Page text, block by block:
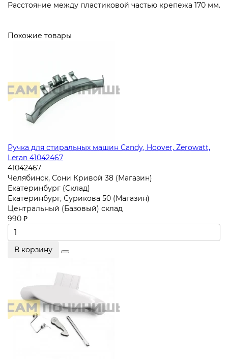
Расстояние между пластиковой частью крепежа 170 мм.
Похожие товары
Ручка для стиральных машин Candy, Hoover, Zerowatt,
Leran 41042467
41042467
Челябинск, Сони Кривой 38 (Магазин)
Екатеринбург (Склад)
Екатеринбург, Сурикова 50 (Магазин)
Центральный (Базовый) склад
990 ₽
В корзину